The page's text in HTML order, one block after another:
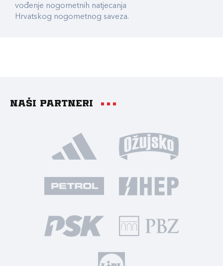
vođenje nogometnih natjecanja
Hrvatskog nogometnog saveza.
Naši partneri